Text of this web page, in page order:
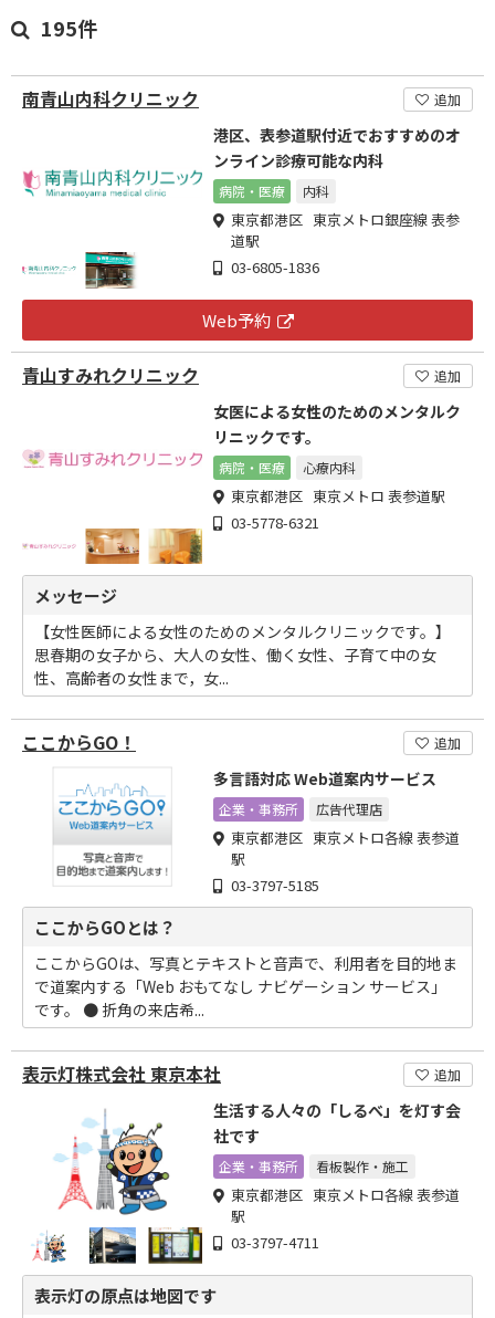
195件
南青山内科クリニック 追加
港区、表参道駅付近でおすすめのオ
ンライン診療可能な内科
病院・医療 内科
東京都港区 東京メトロ銀座線 表参
道駅
03-6805-1836
Web予約
青山すみれクリニック 追加
女医による女性のためのメンタルク
リニックです。
病院・医療 心療内科
東京都港区 東京メトロ 表参道駅
03-5778-6321
メッセージ
【女性医師による女性のためのメンタルクリニックです。】
思春期の女子から、大人の女性、働く女性、子育て中の女
性、高齢者の女性まで，女...
ここからGO！ 追加
多言語対応 Web道案内サービス
企業・事務所 広告代理店
東京都港区 東京メトロ各線 表参道
駅
03-3797-5185
ここからGOとは？
ここからGOは、写真とテキストと音声で、利用者を目的地ま
で道案内する「Web おもてなし ナビゲーション サービス」
です。 ● 折角の来店希...
表示灯株式会社 東京本社 追加
生活する人々の「しるべ」を灯す会
社です
企業・事務所 看板製作・施工
東京都港区 東京メトロ各線 表参道
駅
03-3797-4711
表示灯の原点は地図です